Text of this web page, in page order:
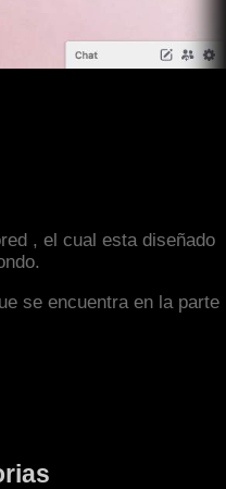
, el cual esta diseñado
se encuentra en la parte